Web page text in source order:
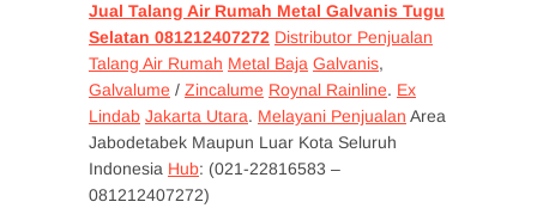
Jual Talang Air Rumah Metal Galvanis Tugu
Selatan 081212407272 Distributor Penjualan
Talang Air Rumah Metal Baja Galvanis,
Galvalume / Zincalume Roynal Rainline. Ex
Lindab Jakarta Utara. Melayani Penjualan Area
Jabodetabek Maupun Luar Kota Seluruh
Indonesia Hub: (021-22816583 –
081212407272)